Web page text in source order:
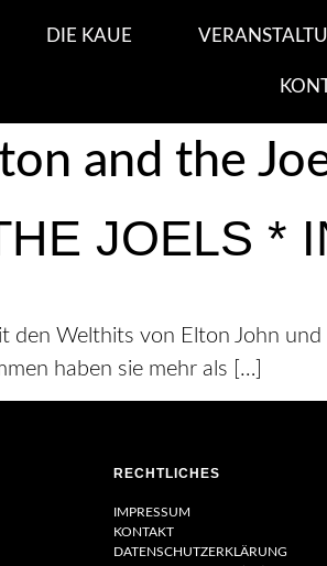
DIE KAUE
and the
JOELS *
den Welthits von Elton John
haben sie mehr als […]
RECHTLICHES
IMPRESSUM
KONTAKT
DATENSCHUTZERKLÄRUNG